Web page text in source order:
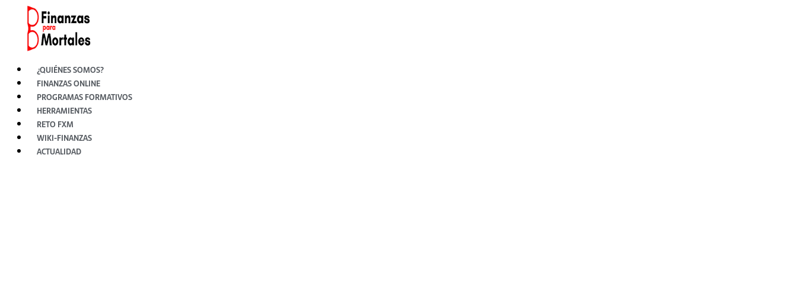
contenido
¿QUIÉNES SOMOS?
FINANZAS ONLINE
PROGRAMAS FORMATIVOS
HERRAMIENTAS
RETO FXM
WIKI-FINANZAS
ACTUALIDAD